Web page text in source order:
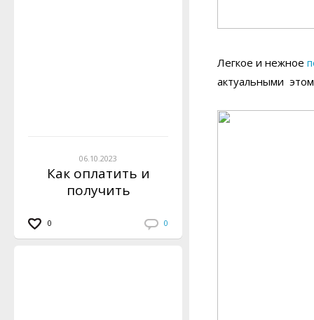
0 0
06.10.2023
Как оплатить и
получить
Легкое и нежное
актуальными